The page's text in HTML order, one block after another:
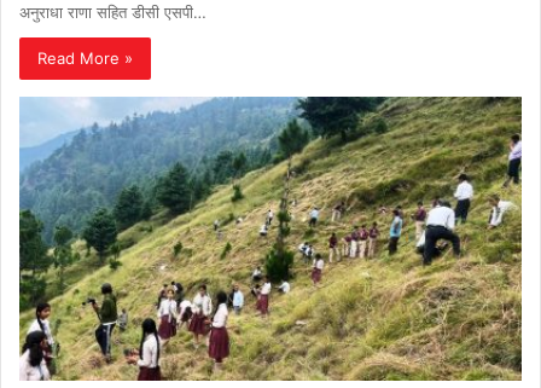
अनुराधा राणा सहित डीसी एसपी…
Read More »